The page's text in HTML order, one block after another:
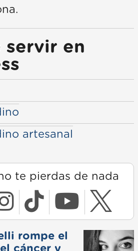
servir en
artesanal
te pierdas de nada
rompe el
cáncer y